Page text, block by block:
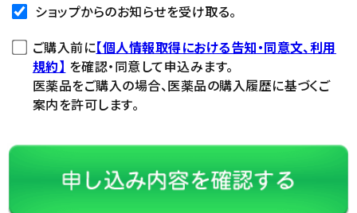
ショップからのお知らせを受け取る。
ご購入前に【個人情報取得における告知・同意文、利用
規約】 を確認・同意して申込みます。
医薬品をご購入の場合、医薬品の購入履歴に基づくご
案内を許可します。